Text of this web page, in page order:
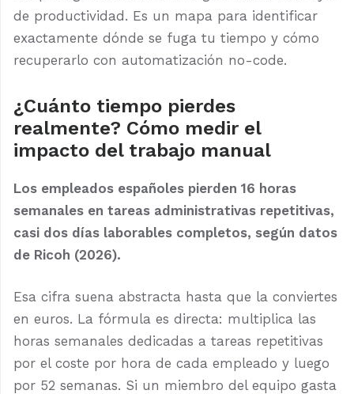
de productividad. Es un mapa para identificar
exactamente dónde se fuga tu tiempo y cómo
recuperarlo con automatización no-code.
¿Cuánto tiempo pierdes
realmente? Cómo medir el
impacto del trabajo manual
Los empleados españoles pierden 16 horas
semanales en tareas administrativas repetitivas,
casi dos días laborables completos, según datos
de Ricoh (2026).
Esa cifra suena abstracta hasta que la conviertes
en euros. La fórmula es directa: multiplica las
horas semanales dedicadas a tareas repetitivas
por el coste por hora de cada empleado y luego
por 52 semanas. Si un miembro del equipo gasta